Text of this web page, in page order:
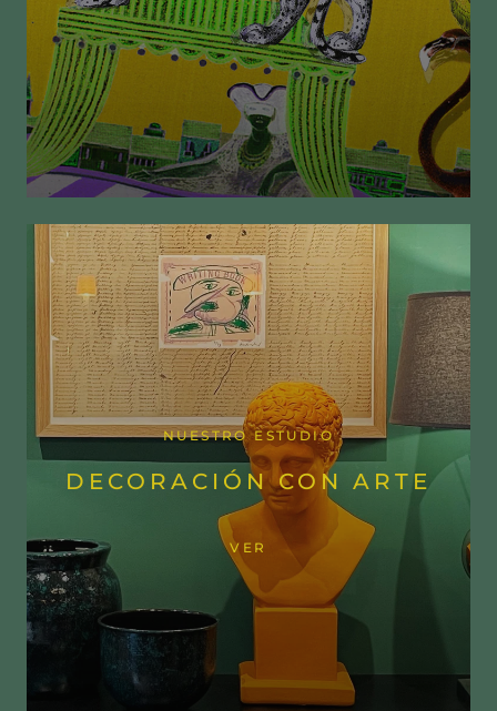
NUESTRO ESTUDIO
DECORACIÓN CON ARTE
VER